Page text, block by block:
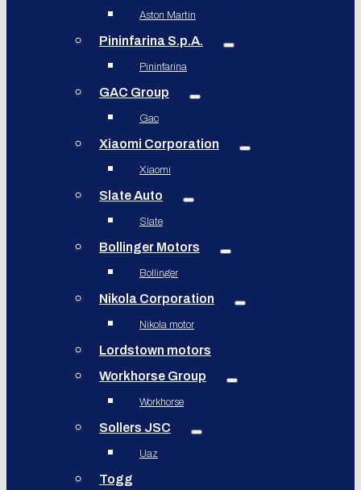
Aston Martin
Pininfarina S.p.A.
Pininfarina
GAC Group
Gac
Xiaomi Corporation
Xiaomi
Slate Auto
Slate
Bollinger Motors
Bollinger
Nikola Corporation
Nikola motor
Lordstown motors
Workhorse Group
Workhorse
Sollers JSC
Uaz
Togg